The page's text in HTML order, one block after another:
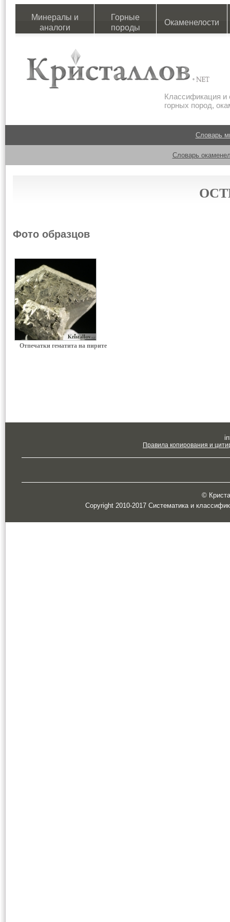
Минералы и
аналоги
Горные
породы
Окаменелости
Классификация и
горных пород,
Словарь
Словарь
Фото образцов
Отпечатки гематита на пирите
Правила копирования и
©
Copyright 2010-2017 Систематика и